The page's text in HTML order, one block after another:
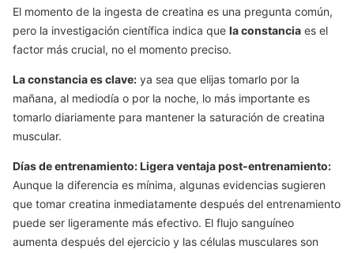
El momento de la ingesta de creatina es una pregunta común,
pero la investigación científica indica que la constancia es el
factor más crucial, no el momento preciso.
La constancia es clave: ya sea que elijas tomarlo por la
mañana, al mediodía o por la noche, lo más importante es
tomarlo diariamente para mantener la saturación de creatina
muscular.
Días de entrenamiento: Ligera ventaja post-entrenamiento:
Aunque la diferencia es mínima, algunas evidencias sugieren
que tomar creatina inmediatamente después del entrenamiento
puede ser ligeramente más efectivo. El flujo sanguíneo
aumenta después del ejercicio y las células musculares son